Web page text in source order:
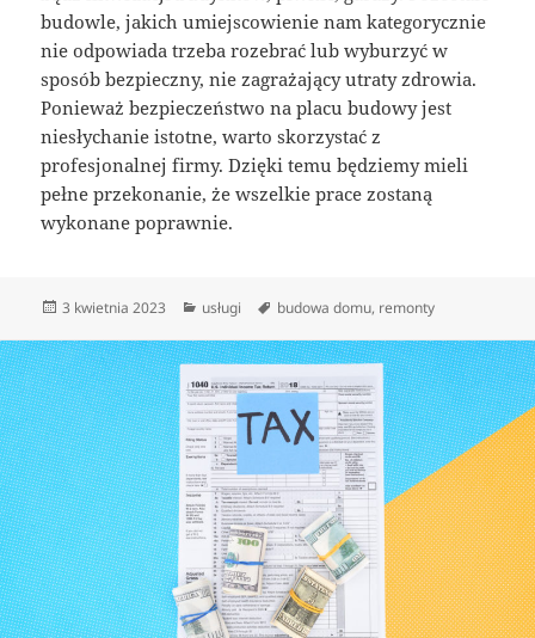
budowle, jakich umiejscowienie nam kategorycznie
nie odpowiada trzeba rozebrać lub wyburzyć w
sposób bezpieczny, nie zagrażający utraty zdrowia.
Ponieważ bezpieczeństwo na placu budowy jest
niesłychanie istotne, warto skorzystać z
profesjonalnej firmy. Dzięki temu będziemy mieli
pełne przekonanie, że wszelkie prace zostaną
wykonane poprawnie.
Data
3 kwietnia 2023 Kategorie
usługi Tagi
budowa domu, remonty